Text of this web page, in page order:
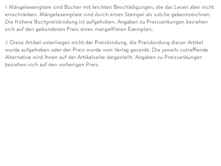
1 Mängelexemplare sind Bücher mit leichten Beschädigungen, die das Lesen aber nicht
einschränken. Mängelexemplare sind durch einen Stempel als solche gekennzeichnet.
Die frühere Buchpreisbindung ist aufgehoben. Angaben zu Preissenkungen beziehen
sich auf den gebundenen Preis eines mangelfreien Exemplars.
2 Diese Artikel unterliegen nicht der Preisbindung, die Preisbindung dieser Artikel
wurde aufgehoben oder der Preis wurde vom Verlag gesenkt. Die jeweils zutreffende
Alternative wird Ihnen auf der Artikelseite dargestellt. Angaben zu Preissenkungen
beziehen sich auf den vorherigen Preis.